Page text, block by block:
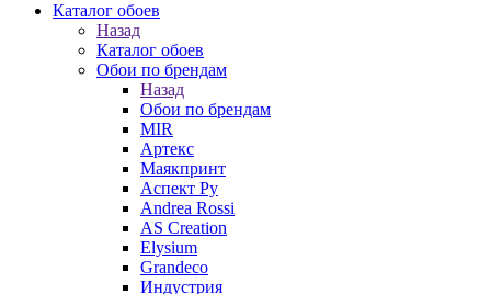
Каталог обоев
Назад
Каталог обоев
Обои по брендам
Назад
Обои по брендам
MIR
Артекс
Маякпринт
Аспект Ру
Andrea Rossi
AS Creation
Elysium
Grandeco
Индустрия